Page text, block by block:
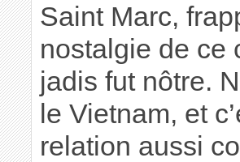
Saint Marc,
nostalgie de ce
jadis fut nôtre.
le Vietnam, et
relation aussi